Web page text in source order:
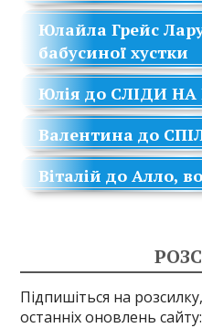
Юлайла Грейс
бабусиної хустки
Юлія до СЛІДИ НА
Валентина до
Віталій до Алло,
Підпишіться на
останніх оновлень сайту: